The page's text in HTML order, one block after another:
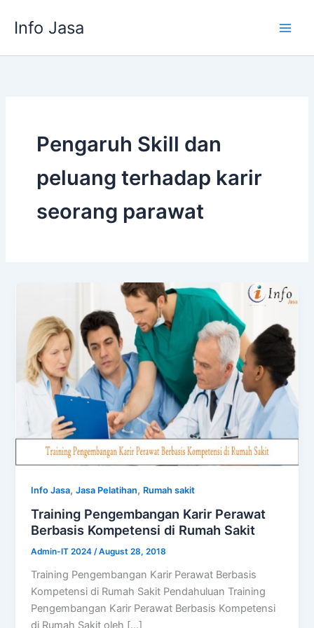
Info Jasa
Pengaruh Skill dan
peluang terhadap karir
seorang parawat
Info Jasa,Jasa Pelatihan, Rumah sakit
Training Pengembangan Karir Perawat
Berbasis Kompetensi di Rumah Sakit
Admin-IT 2024/August 28, 2018
Training Pengembangan Karir Perawat Berbasis
Kompetensi di Rumah Sakit Pendahuluan Training
Pengembangan Karir Perawat Berbasis Kompetensi
di Rumah Sakit oleh […]